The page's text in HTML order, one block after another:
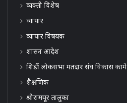
व्यक्ती विशेष
व्यापार
व्यापार विषयक
शासन आदेश
शिर्डी लोकसभा मतदार संघ विकास कामे
शैक्षणिक
श्रीरामपूर तालुका